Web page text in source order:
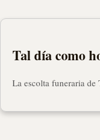
Tal día como
La escolta funeraria